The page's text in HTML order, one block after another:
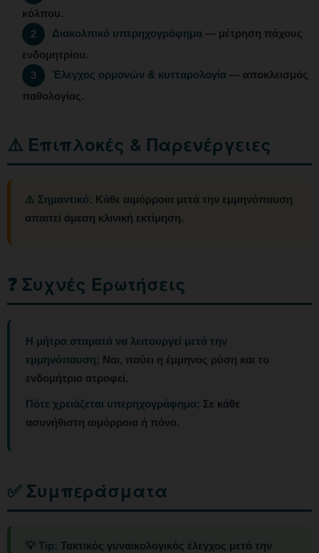
κόλπου.
2
Διακολπικό υπερηχογράφημα — μέτρηση πάχους
ενδομητρίου.
3
Έλεγχος ορμονών & κυτταρολογία — αποκλεισμός
παθολογίας.
⚠️ Επιπλοκές & Παρενέργειες
⚠️ Σημαντικό: Κάθε αιμόρροια μετά την εμμηνόπαυση
απαιτεί άμεση κλινική εκτίμηση.
❓ Συχνές Ερωτήσεις
Η μήτρα σταματά να λειτουργεί μετά την
εμμηνόπαυση; Ναι, παύει η έμμηνος ρύση και το
ενδομήτριο ατροφεί.
Πότε χρειάζεται υπερηχογράφημα; Σε κάθε
ασυνήθιστη αιμόρροια ή πόνο.
✅ Συμπεράσματα
💡 Tip: Τακτικός γυναικολογικός έλεγχος μετά την